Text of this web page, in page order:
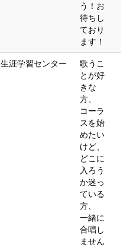
う！お
待ちし
ており
ます！
生涯学習センター
歌うこ
とが好
きな
方、
コーラ
スを始
めたい
けど、
どこに
入ろう
か迷っ
ている
方、
一緒に
合唱し
ません